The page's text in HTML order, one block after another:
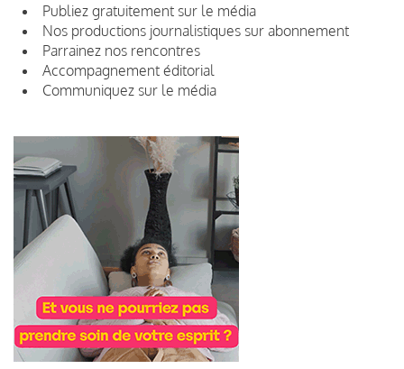
Publiez gratuitement sur le média
Nos productions journalistiques sur abonnement
Parrainez nos rencontres
Accompagnement éditorial
Communiquez sur le média